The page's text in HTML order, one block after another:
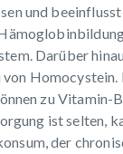
und
Darüber
Homocystein.
zu Vitamin-
ist selten,
der